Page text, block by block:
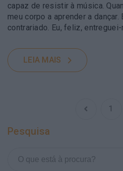
capaz de resistir à música.
meu corpo a aprender a dançar.
contrariado. Eu, feliz, entreguei-
LEIA MAIS
1
Pesquisa